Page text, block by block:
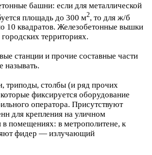
башни: если для металлической
площадь до 300 м2, то для ж/б
10 квадратов. Железобетонные вышки
территориях.
станции и прочие составные части
называть.
триподы, столбы (и ряд прочих
фиксируется оборудование
оператора. Присутствуют
для крепления на уличном
в помещениях: в метрополитене, к
фидер — излучающий